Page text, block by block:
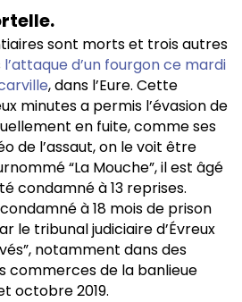
sont morts et trois autres
l’attaque d’un fourgon ce mardi
, dans l’Eure. Cette
minutes a permis l’évasion de
en fuite, comme ses
de l’assaut, on le voit être
“La Mouche”, il est âgé
condamné à 13 reprises.
à 18 mois de prison
le tribunal judiciaire d’Évreux
notamment dans des
commerces de la banlieue
octobre 2019.